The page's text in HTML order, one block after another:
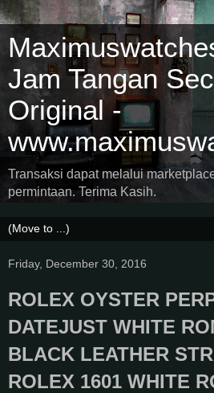
Jam Tangan
Original -
Transaksi dapat melalui
permintaan. Terima Kasih.
Friday, December 30, 2016
ROLEX OYSTER
DATEJUST WHITE
BLACK LEATHER
ROLEX 1601 WHITE